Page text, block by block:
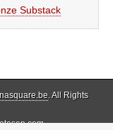
Substack
. All Rights
.